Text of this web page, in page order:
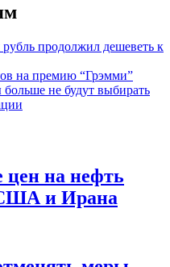
продолжил дешеветь к
на премию “Грэмми”
не будут выбирать
цен на нефть
и Ирана